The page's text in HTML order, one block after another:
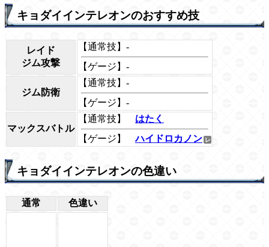
キョダイインテレオンのおすすめ技
レイド
ジム攻撃
【通常技】-
【ゲージ】-
ジム防衛
【通常技】-
【ゲージ】-
マックスバトル
【通常技】
はたく
【ゲージ】
ハイドロカノン
キョダイインテレオンの色違い
通常 色違い